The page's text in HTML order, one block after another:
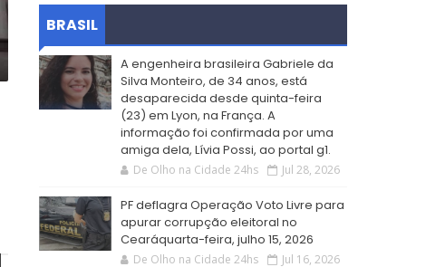
BRASIL
A engenheira brasileira Gabriele da
Silva Monteiro, de 34 anos, está
desaparecida desde quinta-feira
(23) em Lyon, na França. A
informação foi confirmada por uma
amiga dela, Lívia Possi, ao portal g1.
De Olho na Cidade 24hs Jul 28, 2026
PF deflagra Operação Voto Livre para
apurar corrupção eleitoral no
Cearáquarta-feira, julho 15, 2026
De Olho na Cidade 24hs Jul 16, 2026